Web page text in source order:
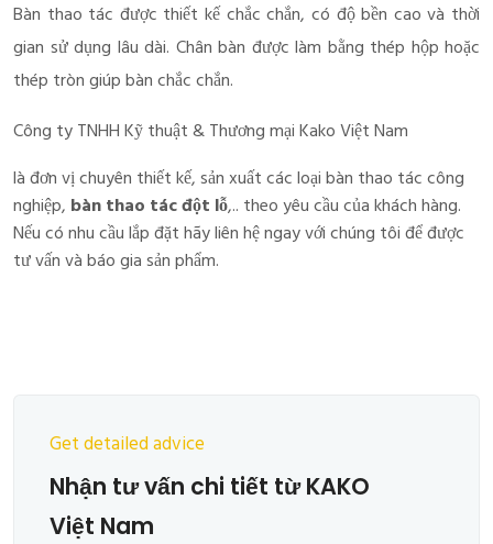
Bàn thao tác được thiết kế chắc chắn, có độ bền cao và thời
gian sử dụng lâu dài. Chân bàn được làm bằng thép hộp hoặc
thép tròn giúp bàn chắc chắn.
Công ty TNHH Kỹ thuật & Thương mại Kako Việt Nam
là đơn vị chuyên thiết kế, sản xuất các loại bàn thao tác công
nghiệp, bàn thao tác đột lỗ,.. theo yêu cầu của khách hàng.
Nếu có nhu cầu lắp đặt hãy liên hệ ngay với chúng tôi để được
tư vấn và báo gia sản phẩm.
Get detailed advice
Nhận tư vấn chi tiết từ KAKO
Việt Nam